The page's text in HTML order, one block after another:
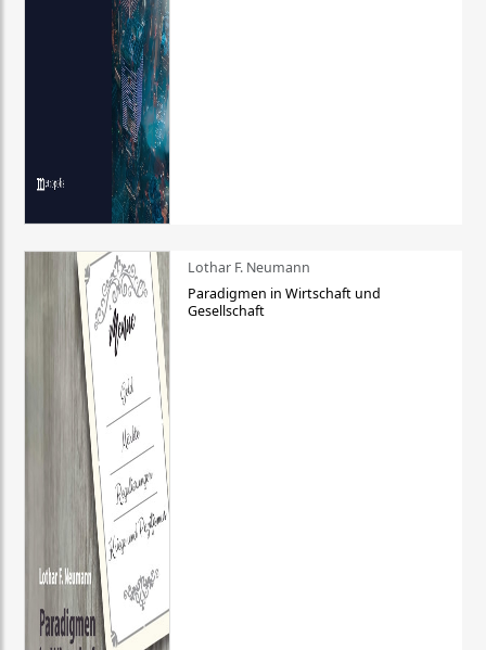
Lothar F. Neumann
Paradigmen in Wirtschaft und
Gesellschaft